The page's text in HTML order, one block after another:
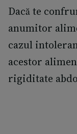
Dacă te
anumitor
cazul
acestor
rigiditate